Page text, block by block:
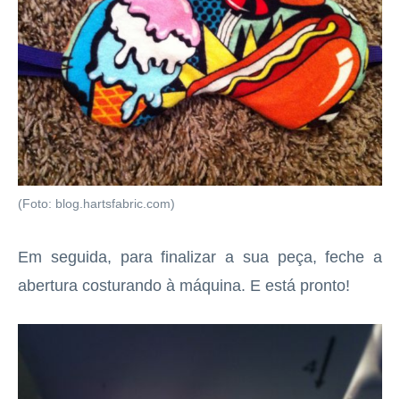
(Foto: blog.hartsfabric.com)
Em seguida, para finalizar a sua peça, feche a
abertura costurando à máquina. E está pronto!